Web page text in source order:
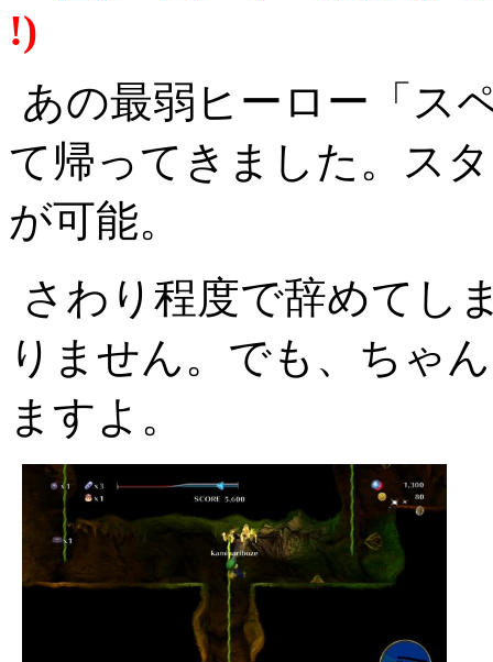
!)
あの最弱ヒーロー「ス
て帰ってきました。ス
が可能。
さわり程度で辞めてし
りません。でも、ちゃ
ますよ。